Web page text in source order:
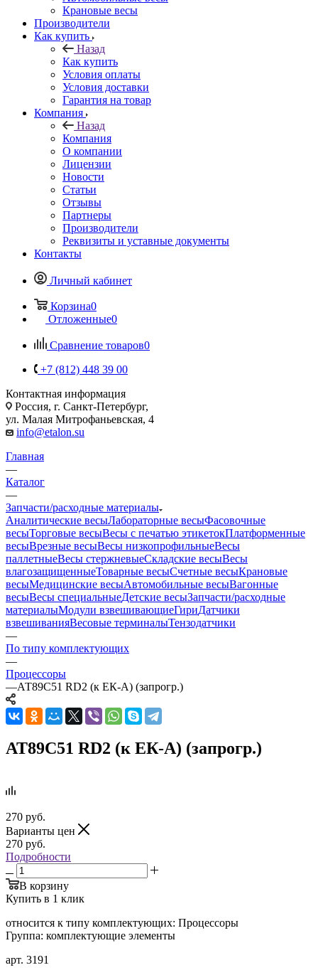
Крановые весы
Производители
Как купить
Назад
Как купить
Условия оплаты
Условия доставки
Гарантия на товар
Компания
Назад
Компания
О компании
Лицензии
Новости
Статьи
Отзывы
Партнеры
Производители
Реквизиты и уставные документы
Контакты
Личный кабинет
Корзина0
Отложенные0
Сравнение товаров0
+7 (812) 448 39 00
Контактная информация
Россия, г. Санкт-Петербург,
ул. Малая Митрофаньевская, 4
info@etalon.su
Главная
—
Каталог
—
Запчасти/расходные материалы
Аналитические весыЛабораторные весыФасовочные
весыТорговые весыВесы с печатью этикетокПлатформенные
весыВрезные весыВесы низкопрофильныеВесы
паллетныеВесы стержневыеСкладские весыВесы
влагозащищенныеТоварные весыСчетные весыКрановые
весыМедицинские весыАвтомобильные весыВагонные
весыВесы специальныеДетские весыЗапчасти/расходные
материалыМодули взвешивающиеГириДатчики
взвешиванияВесовые терминалыТензодатчики
—
По типу комплектующих
—
Процессоры
—АТ89С51 RD2 (к ЕК-А) (запрогр.)
АТ89С51 RD2 (к ЕК-А) (запрогр.)
270 руб.
Варианты цен
270 руб.
Подробности
В корзину
Купить в 1 клик
относится к типу комплектующих: Процессоры
Группа: комплектующие элементы
арт. 3191